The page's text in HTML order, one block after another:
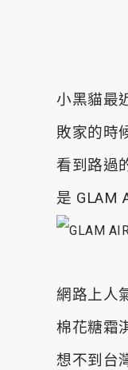
小黑貓最
敗家的時
看到路過
是 GLAM
網路上人
棉花糖霜
想不到台